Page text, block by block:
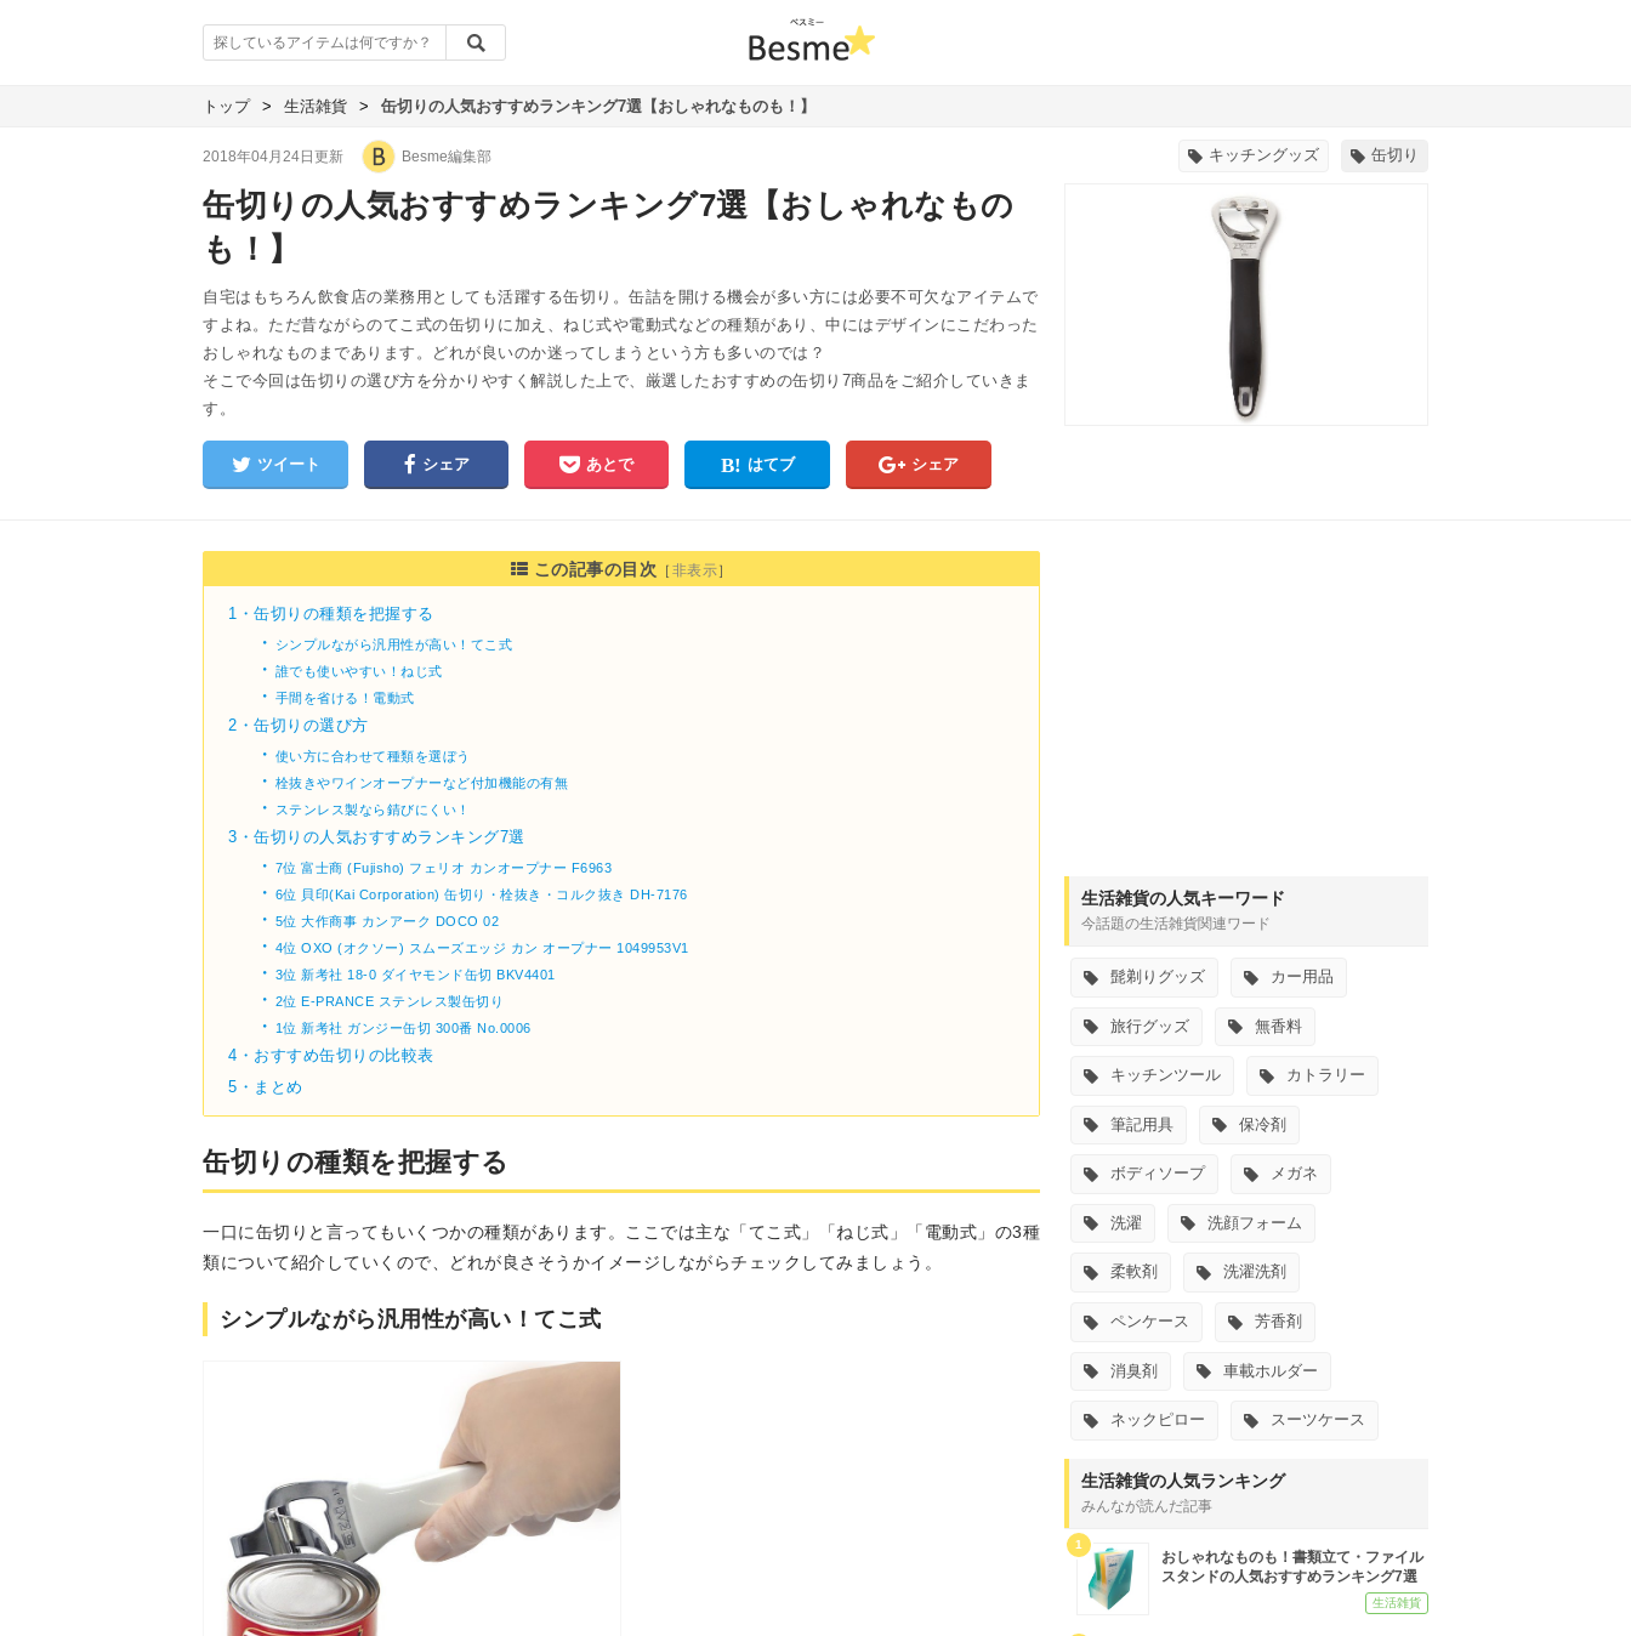
トップ > 生活雑貨 > 缶切りの人気おすすめランキング7選【おしゃれなものも！】
2018年04月24日更新 Besme編集部 キッチングッズ 缶切り
缶切りの人気おすすめランキング7選【おしゃれなもの
も！】
自宅はもちろん飲食店の業務用としても活躍する缶切り。缶詰を開ける機会が多い方には必要不可欠なアイテムで
すよね。ただ昔ながらのてこ式の缶切りに加え、ねじ式や電動式などの種類があり、中にはデザインにこだわった
おしゃれなものまであります。どれが良いのか迷ってしまうという方も多いのでは？
そこで今回は缶切りの選び方を分かりやすく解説した上で、厳選したおすすめの缶切り7商品をご紹介していきま
す。
ツイート シェア あとで はてブ シェア
この記事の目次 ［ 非表示］
1・ 缶切りの種類を把握する
・ シンプルながら汎用性が高い！てこ式
・ 誰でも使いやすい！ねじ式
・ 手間を省ける！電動式
2・ 缶切りの選び方
・ 使い方に合わせて種類を選ぼう
・ 栓抜きやワインオープナーなど付加機能の有無
・ ステンレス製なら錆びにくい！
3・ 缶切りの人気おすすめランキング7選
・ 7位 富士商 (Fujisho) フェリオ カンオープナー F6963
・ 6位 貝印(Kai Corporation) 缶切り・栓抜き・コルク抜き DH-7176
・ 5位 大作商事 カンアーク DOCO 02
・ 4位 OXO (オクソー) スムーズエッジ カン オープナー 1049953V1
・ 3位 新考社 18-0 ダイヤモンド缶切 BKV4401
・ 2位 E-PRANCE ステンレス製缶切り
・ 1位 新考社 ガンジー缶切 300番 No.0006
4・ おすすめ缶切りの比較表
5・ まとめ
缶切りの種類を把握する
一口に缶切りと言ってもいくつかの種類があります。ここでは主な「てこ式」「ねじ式」「電動式」の3種
類について紹介していくので、どれが良さそうかイメージしながらチェックしてみましょう。
シンプルながら汎用性が高い！てこ式
生活雑貨の人気キーワード
今話題の生活雑貨関連ワード
髭剃りグッズ カー用品
旅行グッズ 無香料
キッチンツール カトラリー
筆記用具 保冷剤
ボディソープ メガネ
洗濯 洗顔フォーム
柔軟剤 洗濯洗剤
ペンケース 芳香剤
消臭剤 車載ホルダー
ネックピロー スーツケース
生活雑貨の人気ランキング
みんなが読んだ記事
1
おしゃれなものも！書類立て・ファイル
スタンドの人気おすすめランキング7選
生活雑貨